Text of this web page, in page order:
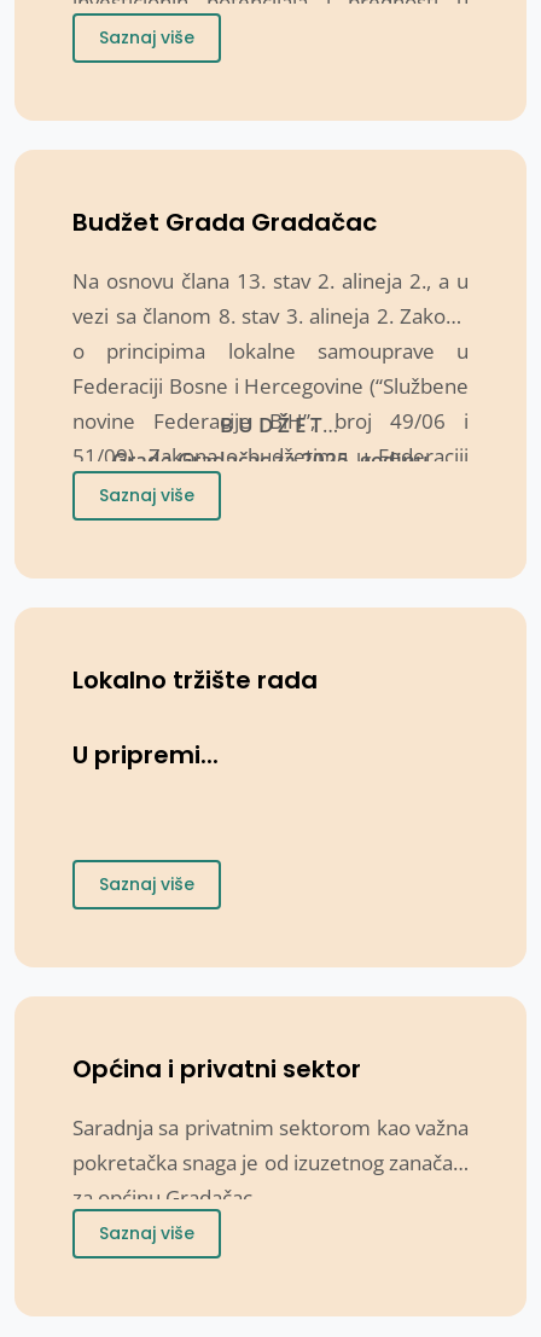
laganja u grad Gradačac osigurava
sistematski pristup promociji grada prema
medija.
Saznaj više
Budžet Grada Gradačac
Na osnovu člana 13. stav 2. alineja 2., a u
vezi sa članom 8. stav 3. alineja 2. Zakona
o principima lokalne samouprave u
Federaciji Bosne i Hercegovine (“Službene
novine Federacije BiH”, broj 49/06 i
51/09), Zakona o budžetima u Federaciji
BiH (“Službene novine Federacije BiH”,
broj: 102/13, 9/14, 13/14, 8/15, 91/15,
glasnik Grada Gradačac“, broj 10/22),
godine, d o n o s i
B U D Ž E T
Grada Gradačac za 2025. godinu
Saznaj više
Lokalno tržište rada
U pripremi...
Saznaj više
Općina i privatni sektor
Saradnja sa privatnim sektorom kao važna
pokretačka snaga je od izuzetnog zanačaja
za općinu Gradačac
Saznaj više